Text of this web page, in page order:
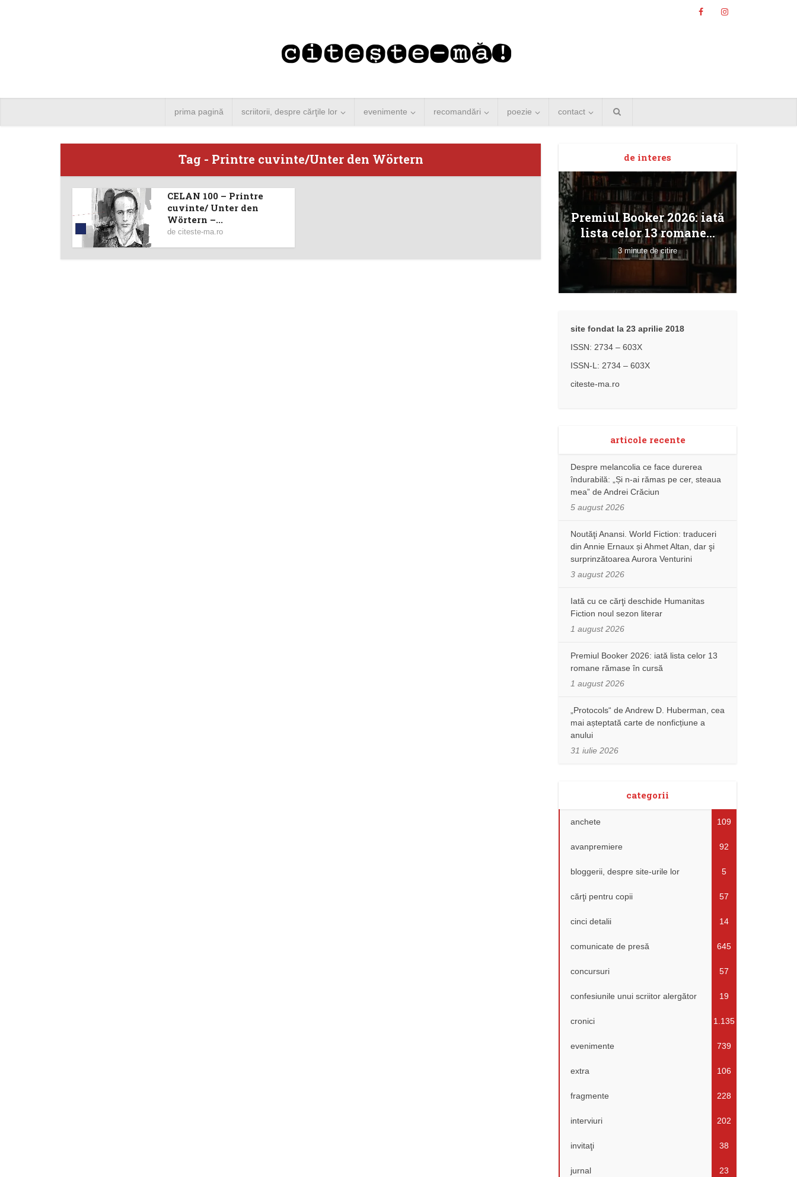
prima pagină scriitorii, despre cărţile lor evenimente recomandări poezie contact
Tag - Printre cuvinte/Unter den Wörtern
CELAN 100 – Printre
cuvinte/ Unter den
Wörtern –...
de citeste-ma.ro
de interes
Angela Merkel vine la
Premiul Booker 2026: iată
lista celor 13 romane...
3 minute de citire
site fondat la 23 aprilie 2018
ISSN: 2734 – 603X
ISSN-L: 2734 – 603X
citeste-ma.ro
articole recente
Despre melancolia ce face durerea
îndurabilă: „Și n-ai rămas pe cer, steaua
mea” de Andrei Crăciun
5 august 2026
Noutăţi Anansi. World Fiction: traduceri
din Annie Ernaux și Ahmet Altan, dar şi
surprinzătoarea Aurora Venturini
3 august 2026
Iată cu ce cărţi deschide Humanitas
Fiction noul sezon literar
1 august 2026
Premiul Booker 2026: iată lista celor 13
romane rămase în cursă
1 august 2026
„Protocols“ de Andrew D. Huberman, cea
mai așteptată carte de nonficțiune a
anului
31 iulie 2026
categorii
anchete 109
avanpremiere 92
bloggerii, despre site-urile lor 5
cărţi pentru copii 57
cinci detalii 14
comunicate de presă 645
concursuri 57
confesiunile unui scriitor alergător 19
cronici 1.135
evenimente 739
extra 106
fragmente 228
interviuri 202
invitaţi 38
jurnal 23